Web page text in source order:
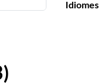
Idiomes